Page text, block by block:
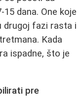
dana. One koje
drugoj fazi rasta i
Kada
ispadne, što je
pre